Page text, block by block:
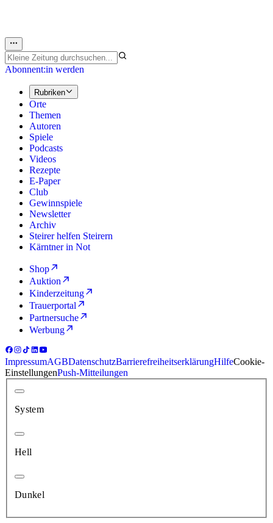
Abonnent:in werden
Rubriken
Orte
Themen
Autoren
Spiele
Podcasts
Videos
Rezepte
E-Paper
Club
Gewinnspiele
Newsletter
Archiv
Steirer helfen Steirern
Kärntner in Not
Shop
Auktion
Kinderzeitung
Trauerportal
Partnersuche
Werbung
ImpressumAGBDatenschutzBarrierefreiheitserklärungHilfeCookie-
EinstellungenPush-Mitteilungen
System
Hell
Dunkel